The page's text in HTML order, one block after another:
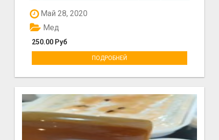
Май 28, 2020
250.00 Руб
Мед
ПОДРОБНЕЙ